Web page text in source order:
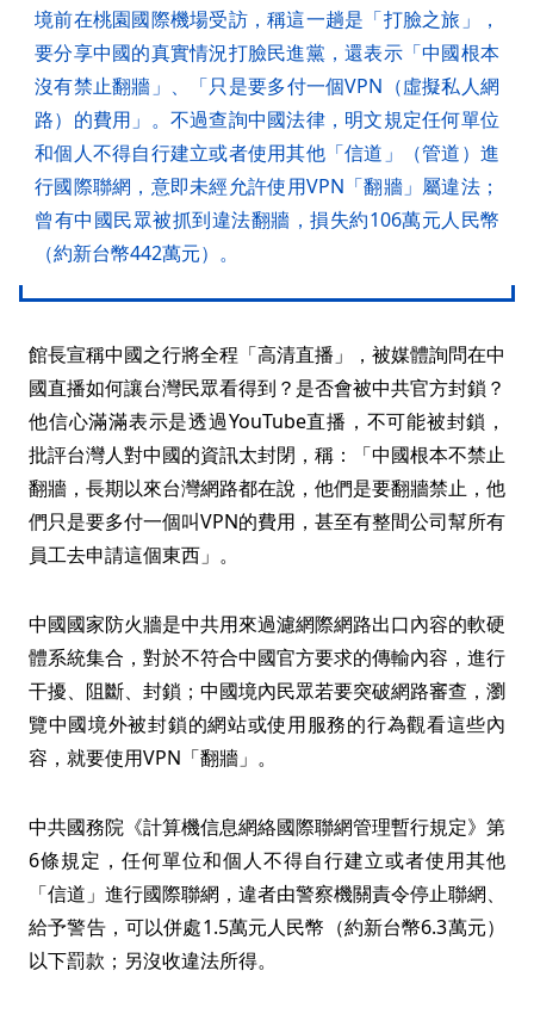
境前在桃園國際機場受訪，稱這一趟是「打臉之旅」，
要分享中國的真實情況打臉民進黨，還表示「中國根本
沒有禁止翻牆」、「只是要多付一個VPN（虛擬私人網
路）的費用」。不過查詢中國法律，明文規定任何單位
和個人不得自行建立或者使用其他「信道」（管道）進
行國際聯網，意即未經允許使用VPN「翻牆」屬違法；
曾有中國民眾被抓到違法翻牆，損失約106萬元人民幣
（約新台幣442萬元）。
館長宣稱中國之行將全程「高清直播」，被媒體詢問在中
國直播如何讓台灣民眾看得到？是否會被中共官方封鎖？
他信心滿滿表示是透過YouTube直播，不可能被封鎖，
批評台灣人對中國的資訊太封閉，稱：「中國根本不禁止
翻牆，長期以來台灣網路都在說，他們是要翻牆禁止，他
們只是要多付一個叫VPN的費用，甚至有整間公司幫所有
員工去申請這個東西」。
中國國家防火牆是中共用來過濾網際網路出口內容的軟硬
體系統集合，對於不符合中國官方要求的傳輸內容，進行
干擾、阻斷、封鎖；中國境內民眾若要突破網路審查，瀏
覽中國境外被封鎖的網站或使用服務的行為觀看這些內
容，就要使用VPN「翻牆」。
中共國務院《計算機信息網絡國際聯網管理暫行規定》第
6條規定，任何單位和個人不得自行建立或者使用其他
「信道」進行國際聯網，違者由警察機關責令停止聯網、
給予警告，可以併處1.5萬元人民幣（約新台幣6.3萬元）
以下罰款；另沒收違法所得。